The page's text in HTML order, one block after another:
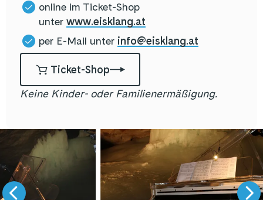
online im Ticket-Shop
unter www.eisklang.at
per E-Mail unter info@eisklang.at
Ticket-Shop
Keine Kinder- oder Familienermäßigung.